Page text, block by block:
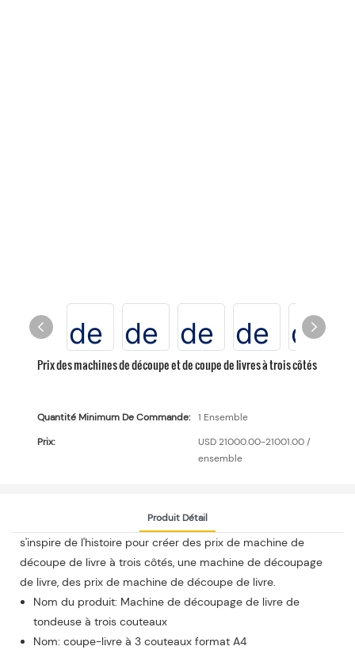
Prix ​​des machines de découpe et de coupe de livres à trois côtés
Quantité Minimum De Commande:
1 Ensemble
Prix:
USD 21000.00-21001.00 /
ensemble
Produit Détail
s'inspire de l'histoire pour créer des prix de machine de
découpe de livre à trois côtés, une machine de découpage
de livre, des prix de machine de découpe de livre.
Nom du produit: Machine de découpage de livre de
tondeuse à trois couteaux
Nom: coupe-livre à 3 couteaux format A4